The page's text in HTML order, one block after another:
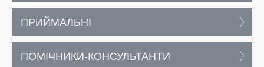
ПРИЙМАЛЬНІ
ПОМІЧНИКИ-КОНСУЛЬТАНТИ